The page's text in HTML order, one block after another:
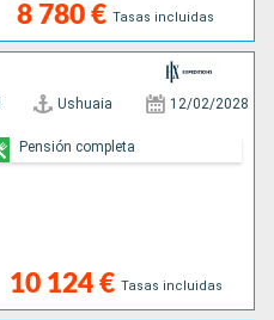
8 780 € Tasas incluidas
Ushuaia 12/02/2028
10 124 € Tasas incluidas
Pensión completa